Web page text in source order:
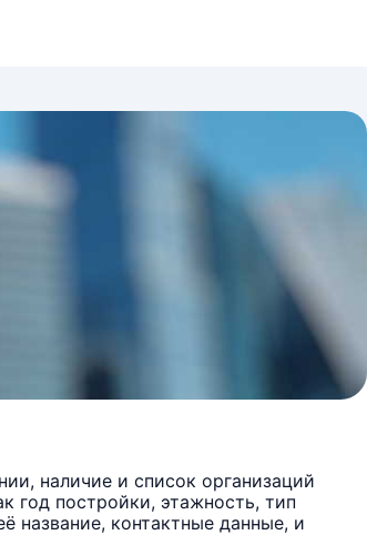
наличие и список организаций
год постройки, этажность, тип
название, контактные данные, и